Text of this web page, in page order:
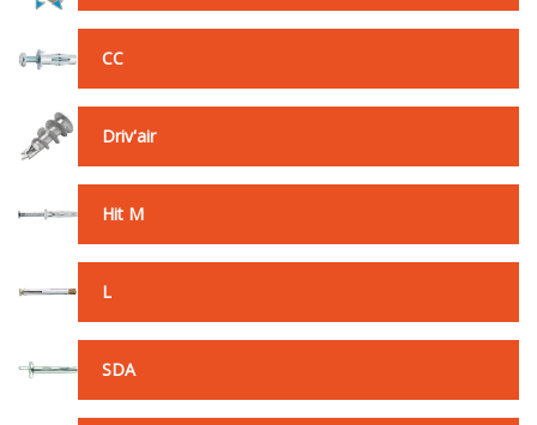
CC
Driv'air
Hit M
L
SDA